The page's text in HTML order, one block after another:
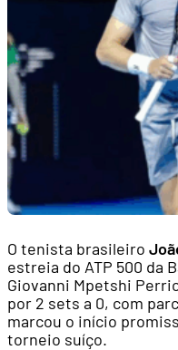
O tenista brasileiro
estreia do ATP 500 da
Giovanni Mpetshi
por 2 sets a 0, com
marcou o início
torneio suíço.